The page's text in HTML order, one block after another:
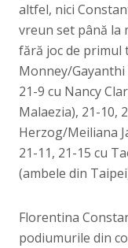
altfel, nici
vreun set până la
fără joc de primul
Monney/Gayanthi
21-9 cu Nancy
Malaezia), 21-10,
Herzog/Meiliana
21-11, 21-15 cu
(ambele din
Florentina
podiumurile din